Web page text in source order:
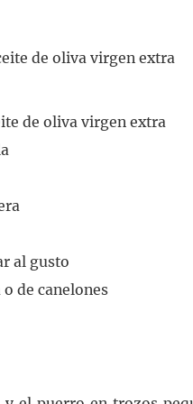
de oliva virgen extra
de oliva virgen extra
al gusto
de canelones